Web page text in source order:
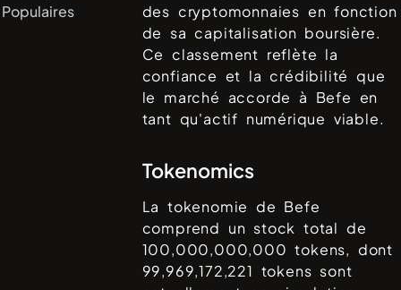
Populaires
des cryptomonnaies en fonction
de sa capitalisation boursière.
Ce classement reflète la
confiance et la crédibilité que
le marché accorde à Befe en
tant qu'actif numérique viable.
Tokenomics
La tokenomie de Befe
comprend un stock total de
100,000,000,000 tokens, dont
99,969,172,221 tokens sont